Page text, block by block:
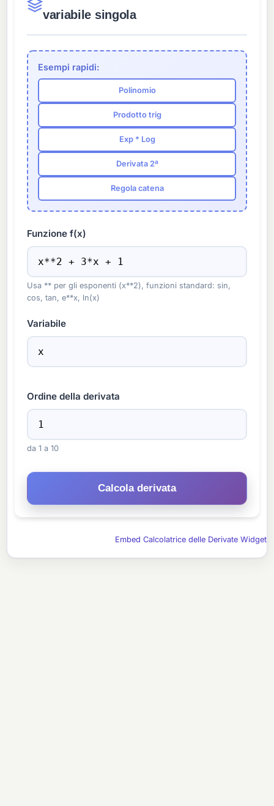
variabile singola
Esempi rapidi:
Polinomio
Prodotto trig
Exp * Log
Derivata 2ª
Regola catena
Funzione f(x)
Usa ** per gli esponenti (x**2), funzioni standard: sin,
cos, tan, e**x, ln(x)
Variabile
Ordine della derivata
da 1 a 10
Calcola derivata
Embed Calcolatrice delle Derivate Widget